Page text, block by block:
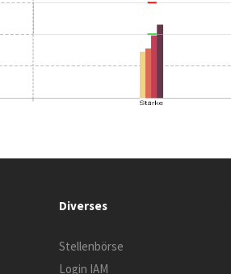
Diverses
Stellenbörse
Login IAM